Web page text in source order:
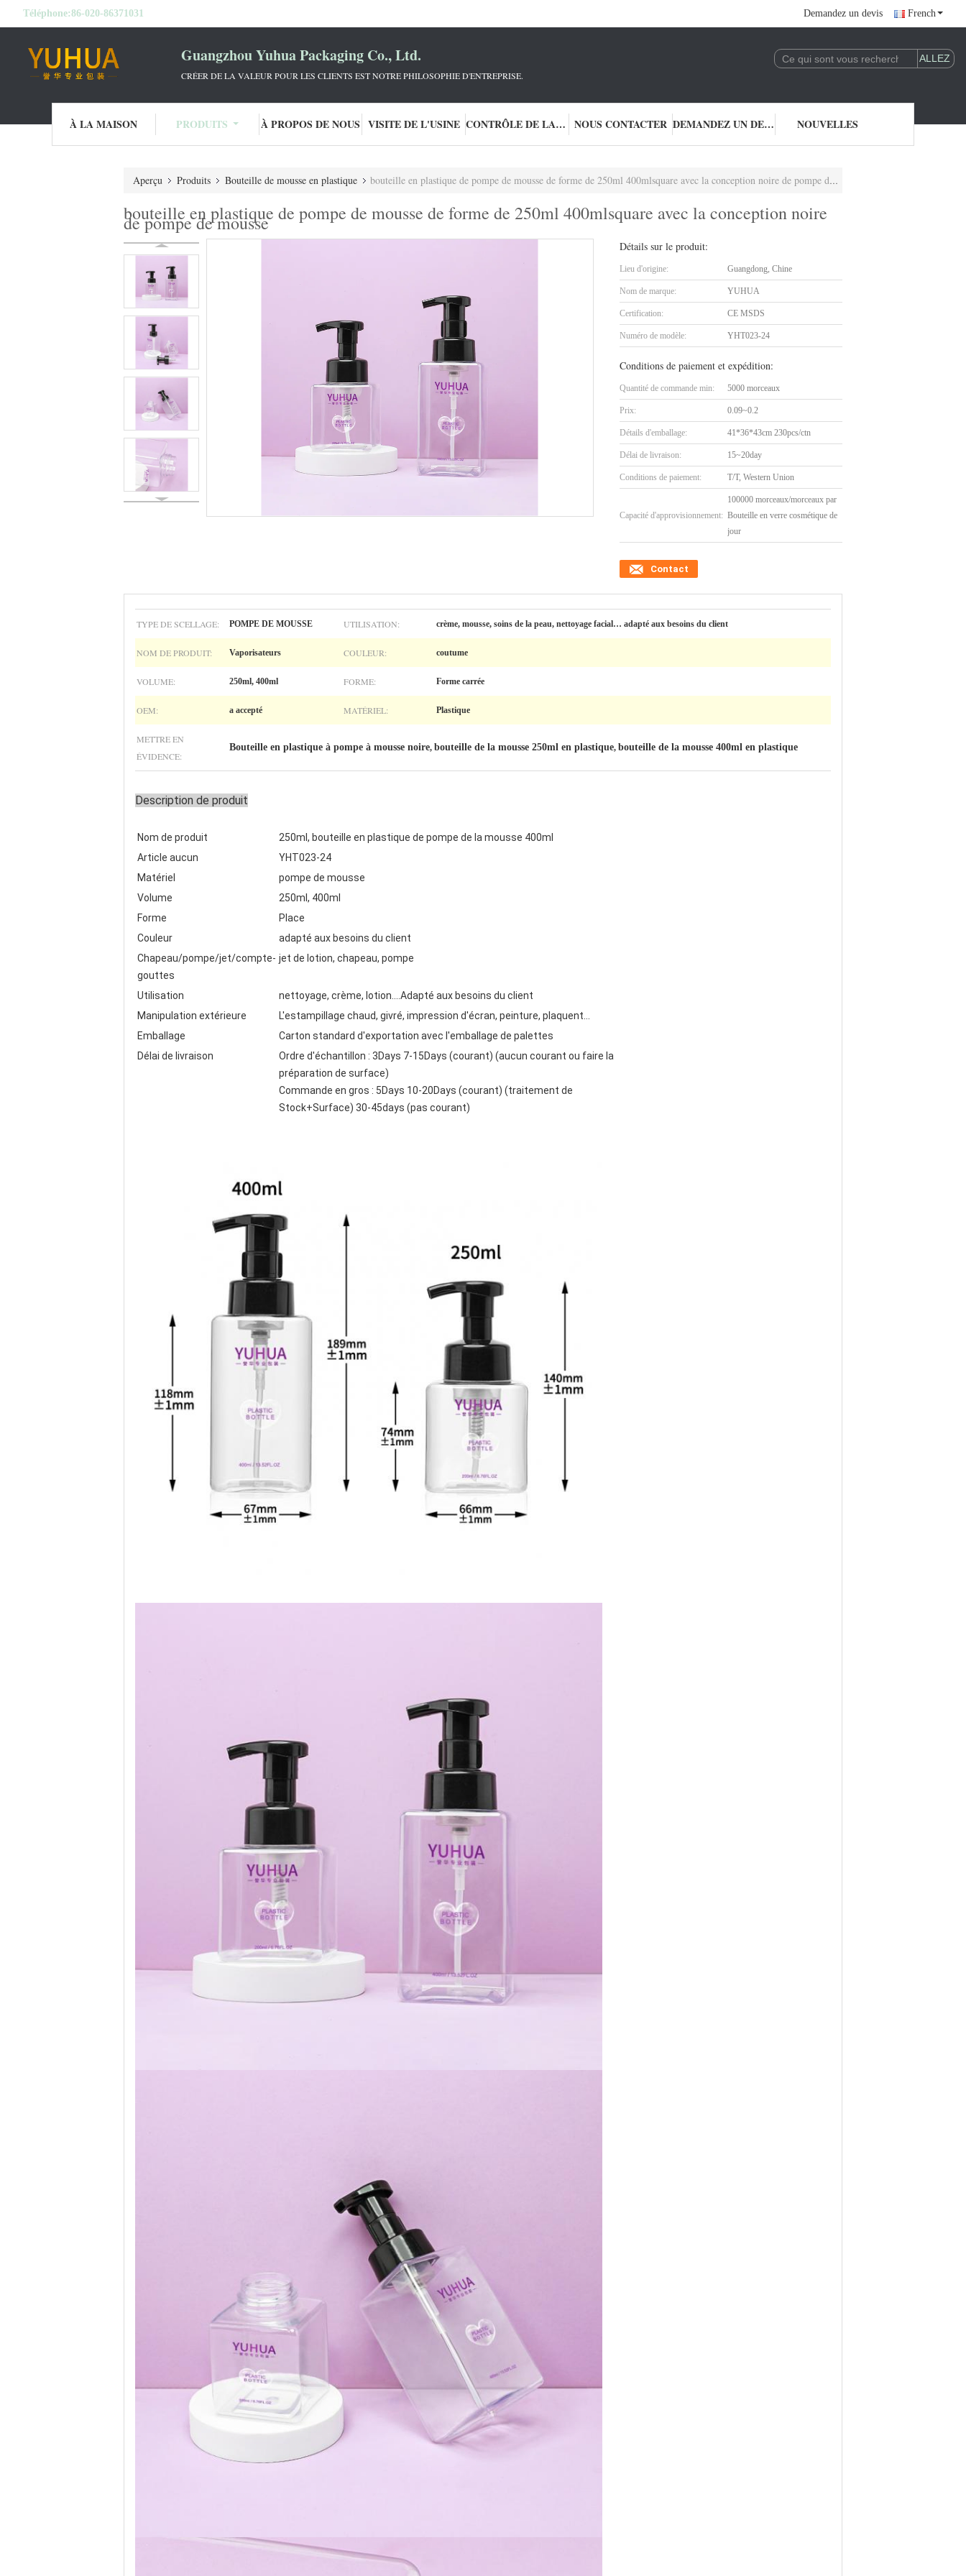
Téléphone:86-020-86371031 Demandez un devis French
Guangzhou Yuhua Packaging Co., Ltd.
CRÉER DE LA VALEUR POUR LES CLIENTS EST NOTRE PHILOSOPHIE D'ENTREPRISE.
À LA MAISON PRODUITS À PROPOS DE NOUS VISITE DE L'USINE CONTRÔLE DE LA QUALITÉ NOUS CONTACTER DEMANDEZ UN DEVIS NOUVELLES
Aperçu Produits Bouteille de mousse en plastique bouteille en plastique de pompe de mousse de forme de 250ml 400mlsquare avec la conception noire de pompe de mousse
bouteille en plastique de pompe de mousse de forme de 250ml 400mlsquare avec la conception noire
de pompe de mousse
Détails sur le produit:
Lieu d'origine: Guangdong, Chine
Nom de marque: YUHUA
Certification: CE MSDS
Numéro de modèle: YHT023-24
Conditions de paiement et expédition:
Quantité de commande min: 5000 morceaux
Prix: 0.09~0.2
Détails d'emballage: 41*36*43cm 230pcs/ctn
Délai de livraison: 15~20day
Conditions de paiement: T/T, Western Union
Capacité d'approvisionnement:
100000 morceaux/morceaux par
Bouteille en verre cosmétique de
jour
Contact
TYPE DE SCELLAGE: POMPE DE MOUSSE UTILISATION: crème, mousse, soins de la peau, nettoyage facial… adapté aux besoins du client
NOM DE PRODUIT: Vaporisateurs COULEUR: coutume
VOLUME: 250ml, 400ml FORME: Forme carrée
OEM: a accepté MATÉRIEL: Plastique
METTRE EN
ÉVIDENCE:
Bouteille en plastique à pompe à mousse noire, bouteille de la mousse 250ml en plastique, bouteille de la mousse 400ml en plastique
Description de produit
Nom de produit
250ml, bouteille en plastique de pompe de la mousse 400ml
Article aucun
YHT023-24
Matériel
pompe de mousse
Volume
250ml, 400ml
Forme
Place
Couleur
adapté aux besoins du client
Chapeau/pompe/jet/compte-
gouttes
jet de lotion, chapeau, pompe
Utilisation
nettoyage, crème, lotion….Adapté aux besoins du client
Manipulation extérieure
L'estampillage chaud, givré, impression d'écran, peinture, plaquent…
Emballage
Carton standard d'exportation avec l'emballage de palettes
Délai de livraison
Ordre d'échantillon : 3Days 7-15Days (courant) (aucun courant ou faire la
préparation de surface)
Commande en gros : 5Days 10-20Days (courant) (traitement de
Stock+Surface) 30-45days (pas courant)